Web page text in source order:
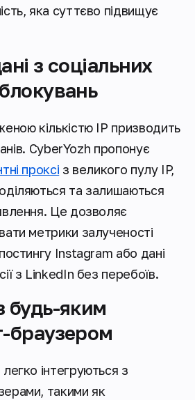
яка суттєво підвищує
з соціальних
кількістю IP призводить
CyberYozh пропонує
проксі з великого пулу IP,
та залишаються
Це дозволяє
метрики залученості
Instagram або дані
з LinkedIn без перебоїв.
будь-яким
браузером
інтегруються з
такими як